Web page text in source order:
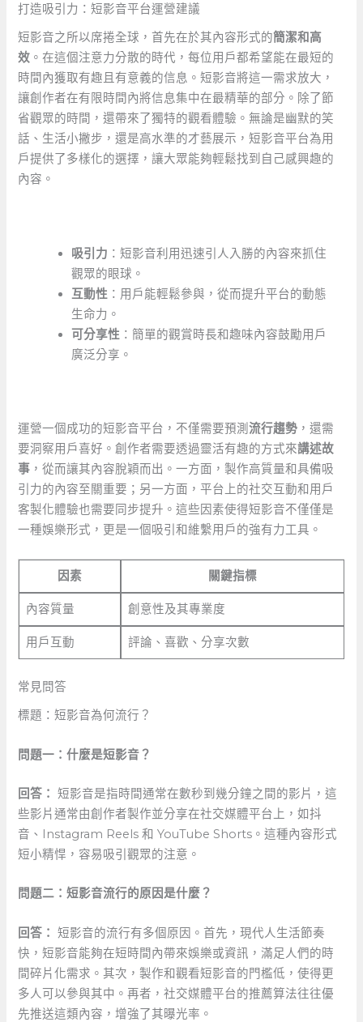
打造吸引力：短影音平台運營建議
短影音之所以席捲全球，首先在於其內容形式的簡潔和高
效 。在這個注意力分散的時代，每位用戶都希望能在最短的
時間內獲取有趣且有意義的信息。短影音將這一需求放大，
讓創作者在有限時間內將信息集中在最精華的部分。除了節
省觀眾的時間，還帶來了獨特的觀看體驗。無論是幽默的笑
話、生活小撇步，還是高水準的才藝展示，短影音平台為用
戶提供了多樣化的選擇，讓大眾能夠輕鬆找到自己感興趣的
內容。
吸引力 ：短影音利用迅速引人入勝的內容來抓住
觀眾的眼球。
互動性 ：用戶能輕鬆參與，從而提升平台的動態
生命力。
可分享性 ：簡單的觀賞時長和趣味內容鼓勵用戶
廣泛分享。
運營一個成功的短影音平台，不僅需要預測流行趨勢 ，還需
要洞察用戶喜好。創作者需要透過靈活有趣的方式來講述故
事 ，從而讓其內容脫穎而出。一方面，製作高質量和具備吸
引力的內容至關重要；另一方面，平台上的社交互動和用戶
客製化體驗也需要同步提升。這些因素使得短影音不僅僅是
一種娛樂形式，更是一個吸引和維繫用戶的強有力工具。
因素 關鍵指標
內容質量 創意性及其專業度
用戶互動 評論、喜歡、分享次數
常見問答
標題：短影音為何流行？
問題一：什麼是短影音？
回答： 短影音是指時間通常在數秒到幾分鐘之間的影片，這
些影片通常由創作者製作並分享在社交媒體平台上，如抖
音、Instagram Reels 和 YouTube Shorts。這種內容形式
短小精悍，容易吸引觀眾的注意。
問題二：短影音流行的原因是什麼？
回答： 短影音的流行有多個原因。首先，現代人生活節奏
快，短影音能夠在短時間內帶來娛樂或資訊，滿足人們的時
間碎片化需求。其次，製作和觀看短影音的門檻低，使得更
多人可以參與其中。再者，社交媒體平台的推薦算法往往優
先推送這類內容，增強了其曝光率。